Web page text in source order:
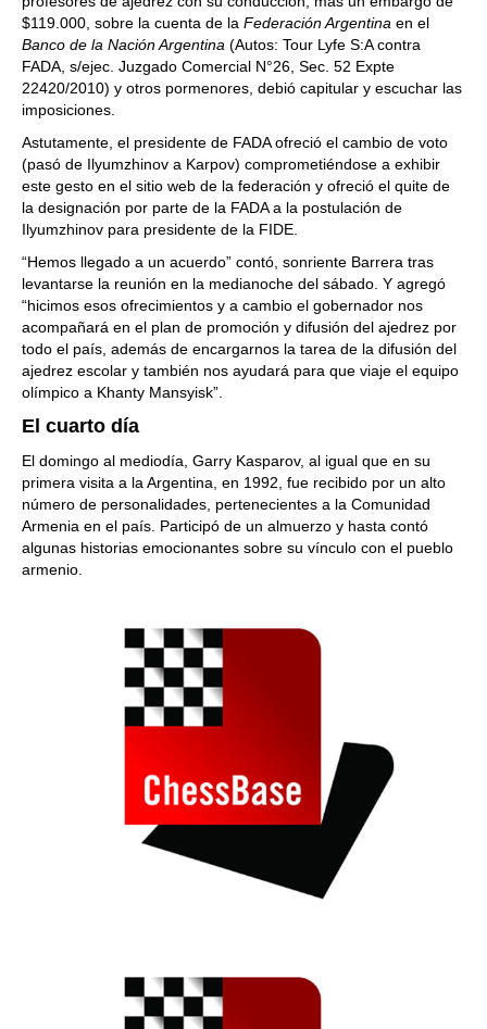
$119.000, sobre la cuenta de la Federación Argentina en el
Banco de la Nación Argentina (Autos: Tour Lyfe S:A contra
FADA, s/ejec. Juzgado Comercial N°26, Sec. 52 Expte
22420/2010) y otros pormenores, debió capitular y escuchar las
imposiciones.
Astutamente, el presidente de FADA ofreció el cambio de voto
(pasó de Ilyumzhinov a Karpov) comprometiéndose a exhibir
este gesto en el sitio web de la federación y ofreció el quite de
la designación por parte de la FADA a la postulación de
Ilyumzhinov para presidente de la FIDE.
“Hemos llegado a un acuerdo” contó, sonriente Barrera tras
levantarse la reunión en la medianoche del sábado. Y agregó
“hicimos esos ofrecimientos y a cambio el gobernador nos
acompañará en el plan de promoción y difusión del ajedrez por
todo el país, además de encargarnos la tarea de la difusión del
ajedrez escolar y también nos ayudará para que viaje el equipo
olímpico a Khanty Mansyisk”.
El cuarto día
El domingo al mediodía, Garry Kasparov, al igual que en su
primera visita a la Argentina, en 1992, fue recibido por un alto
número de personalidades, pertenecientes a la Comunidad
Armenia en el país. Participó de un almuerzo y hasta contó
algunas historias emocionantes sobre su vínculo con el pueblo
armenio.